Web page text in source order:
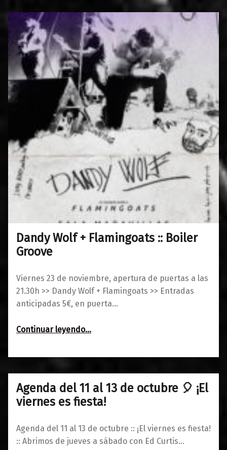
Dandy Wolf + Flamingoats :: Boiler
Groove
Viernes 23 de noviembre, apertura de puertas a las
21.30h >> Dandy Wolf + Flamingoats >> Entradas
anticipadas 5€, en puerta…
Continuar leyendo“Dandy Wolf + Flamingoats :: Boiler Groove”
…
19/11/2018
0
Maravillas
Agenda del 11 al 13 de octubre 🎈 ¡El
viernes es fiesta!
Agenda del 11 al 13 de octubre :: ¡El viernes es fiesta!
:: Abrimos de jueves a sábado con Ed Curtis…
09/10/20180
Maravillas